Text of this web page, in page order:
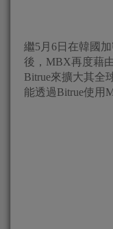
繼5月6日在韓國
後，MBX再度藉
Bitrue來擴大其全
能透過Bitrue使用